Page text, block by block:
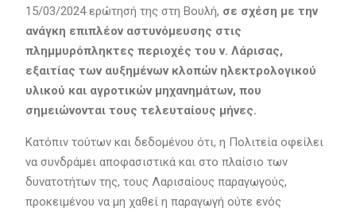
15/03/2024 ερώτησή της στη Βουλή, σε σχέση με την
ανάγκη επιπλέον αστυνόμευσης στις
πλημμυρόπληκτες περιοχές του ν. Λάρισας,
εξαιτίας των αυξημένων κλοπών ηλεκτρολογικού
υλικού και αγροτικών μηχανημάτων, που
σημειώνονται τους τελευταίους μήνες.
Κατόπιν τούτων και δεδομένου ότι, η Πολιτεία οφείλει
να συνδράμει αποφασιστικά και στο πλαίσιο των
δυνατοτήτων της, τους Λαρισαίους παραγωγούς,
προκειμένου να μη χαθεί η παραγωγή ούτε ενός